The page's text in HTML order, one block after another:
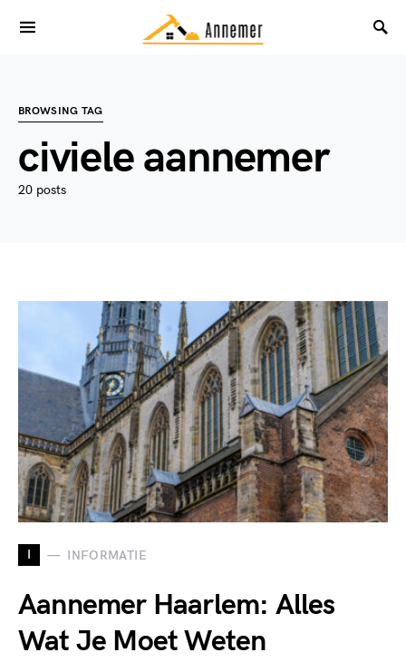
BROWSING TAG
civiele aannemer
20 posts
I INFORMATIE
Aannemer Haarlem: Alles
Wat Je Moet Weten